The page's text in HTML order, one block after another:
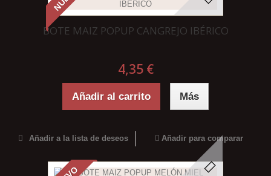
BOTE MAIZ POPUP CANGREJO IBÉRICO
4,35 €
Añadir al carrito Más
Añadir a la lista de deseos Añadir para comparar